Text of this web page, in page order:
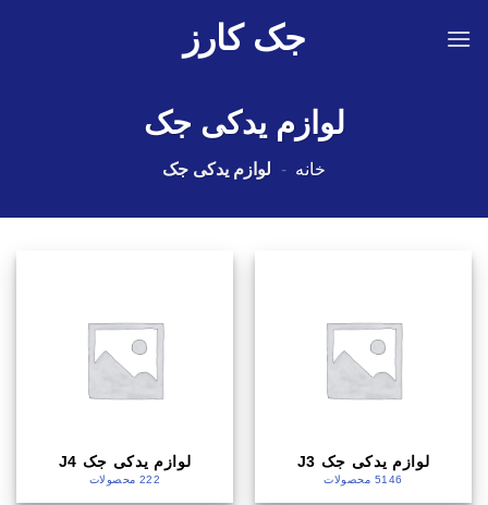
جک کارز
لوازم یدکی جک
خانه - لوازم یدکی جک
لوازم یدکی جک J3
5146 محصولات
لوازم یدکی جک J4
222 محصولات